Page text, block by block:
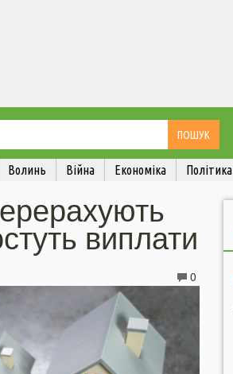
Волинь Війна Економіка Політика
виплати
0